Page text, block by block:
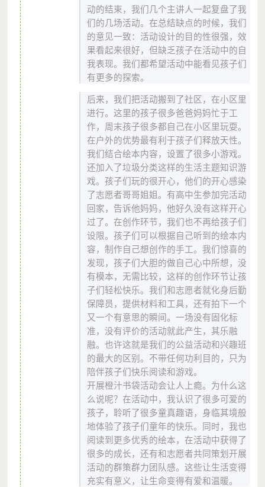
动的结束，我们几个主讲人一起复盘了我
们的几场活动。在总结缺点的时候，我们
的意见一致：活动设计的目的性很强，效
果看起来很好，但缺乏孩子在活动中的自
我表现。我们都希望活动中能看见孩子们
有更多的探索。
后来，我们把活动搬到了社区，在小区里
进行。这里的孩子很多爸爸妈妈忙于工
作，周末孩子很多都自己在小区里玩耍。
在户外的优势最有利于孩子们释放天性。
我们结合绘本内容，设置了很多小游戏。
还加入了垃圾分类这样的生活主题知识游
戏。孩子们玩的很开心，他们的开心感染
了志愿者哥哥姐姐。有高中生参加完活动
回家，告诉他妈妈，他好久没有这样开心
过了。在创作环节，我们也不再给孩子们
设限。孩子们可以根据自己听到的绘本内
容，制作自己想创作的手工。我们惊喜的
发现，孩子们大胆的做自己心中所想，没
有模本，无需比较，这样的创作环节让孩
子们轻松快乐。我们和志愿者就化身后勤
保障员，提供材料和工具，还有拍下一个
又一个有意思的瞬间。一场没有固化标
准，没有评价的活动就此产生，其乐融
融。也许这就是我们的公益活动和兴趣班
的最大的区别。不带任何功利目的，只为
陪伴孩子们快乐阅读和游戏。
开展橙汁书袋活动会让人上瘾。为什么这
么说呢？在活动中，我认识了很多可爱的
孩子，聆听了很多童真趣语，身临其境般
地体验了孩子们童年的快乐。同时，我也
阅读到更多优秀的绘本，在活动中获得了
很多的成长，还有和志愿者共同策划开展
活动的群策群力团队感。这些让生活变得
充实有意义，让生命变得有爱和温暖。